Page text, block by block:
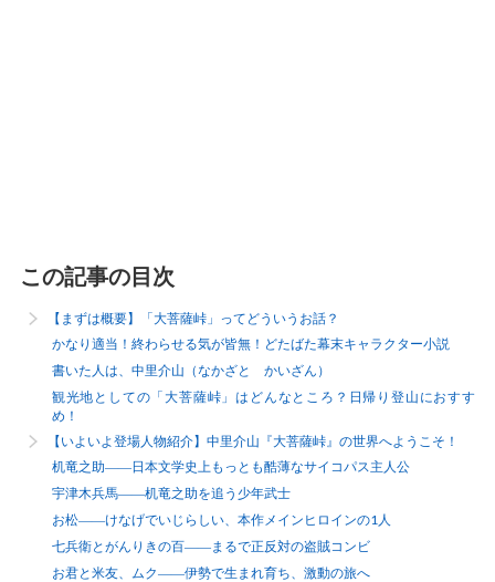
この記事の目次
【まずは概要】「大菩薩峠」ってどういうお話？
かなり適当！終わらせる気が皆無！どたばた幕末キャラクター小説
書いた人は、中里介山（なかざと かいざん）
観光地としての「大菩薩峠」はどんなところ？日帰り登山におすす
め！
【いよいよ登場人物紹介】中里介山『大菩薩峠』の世界へようこそ！
机竜之助――日本文学史上もっとも酷薄なサイコパス主人公
宇津木兵馬――机竜之助を追う少年武士
お松――けなげでいじらしい、本作メインヒロインの1人
七兵衛とがんりきの百――まるで正反対の盗賊コンビ
お君と米友、ムク――伊勢で生まれ育ち、激動の旅へ